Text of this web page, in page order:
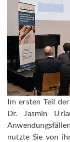
Bild vergrößern
Im ersten Teil
Dr. Jasmin
nutzte Sie von